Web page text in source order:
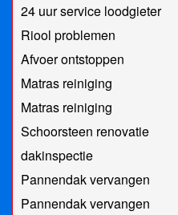
24 uur service loodgieter
Riool problemen
Afvoer ontstoppen
Matras reiniging
Matras reiniging
Schoorsteen renovatie
dakinspectie
Pannendak vervangen
Pannendak vervangen